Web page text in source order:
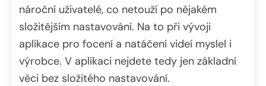
nároční uživatelé, co netouží po nějakém
složitějším nastavování. Na to při vývoji
aplikace pro focení a natáčení videí myslel i
výrobce. V aplikaci nejdete tedy jen základní
věci bez složitého nastavování.